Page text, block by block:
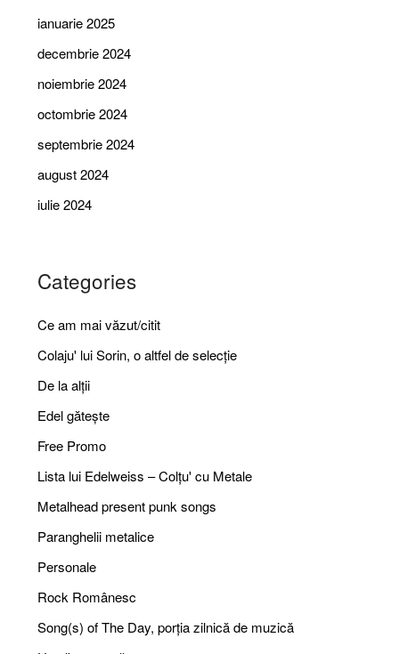
ianuarie 2025
decembrie 2024
noiembrie 2024
octombrie 2024
septembrie 2024
august 2024
iulie 2024
Categories
Ce am mai văzut/citit
Colaju' lui Sorin, o altfel de selecție
De la alții
Edel gătește
Free Promo
Lista lui Edelweiss – Colțu' cu Metale
Metalhead present punk songs
Paranghelii metalice
Personale
Rock Românesc
Song(s) of The Day, porția zilnică de muzică